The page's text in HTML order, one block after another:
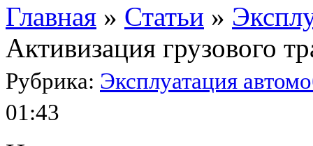
Главная » Статьи »
Активизация грузового
Рубрика: Эксплуатация
01:43